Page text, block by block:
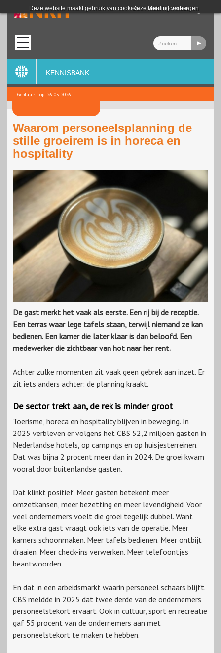
Deze website maakt gebruik van cookies. Meer informatie
Deze melding verbergen
Login
KENNISBANK
Geplaatst op: 26-05-2026
Waarom personeelsplanning de
stille groeirem is in horeca en
hospitality
De gast merkt het vaak als eerste. Een rij bij de receptie.
Een terras waar lege tafels staan, terwijl niemand ze kan
bedienen. Een kamer die later klaar is dan beloofd. Een
medewerker die zichtbaar van hot naar her rent.
Achter zulke momenten zit vaak geen gebrek aan inzet. Er
zit iets anders achter: de planning kraakt.
De sector trekt aan, de rek is minder groot
Toerisme, horeca en hospitality blijven in beweging. In
2025 verbleven er volgens het CBS 52,2 miljoen gasten in
Nederlandse hotels, op campings en op huisjesterreinen.
Dat was bijna 2 procent meer dan in 2024. De groei kwam
vooral door buitenlandse gasten.
Dat klinkt positief. Meer gasten betekent meer
omzetkansen, meer bezetting en meer levendigheid. Voor
veel ondernemers voelt die groei tegelijk dubbel. Want
elke extra gast vraagt ook iets van de operatie. Meer
kamers schoonmaken. Meer tafels bedienen. Meer ontbijt
draaien. Meer check-ins verwerken. Meer telefoontjes
beantwoorden.
En dat in een arbeidsmarkt waarin personeel schaars blijft.
CBS meldde in 2025 dat twee derde van de ondernemers
personeelstekort ervaart. Ook in cultuur, sport en recreatie
gaf 55 procent van de ondernemers aan met
personeelstekort te maken te hebben.